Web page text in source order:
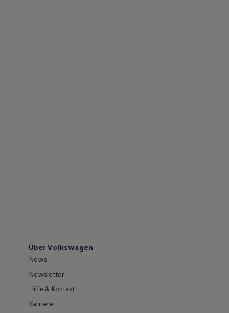
Über Volkswagen
News
Newsletter
Hilfe & Kontakt
Karriere